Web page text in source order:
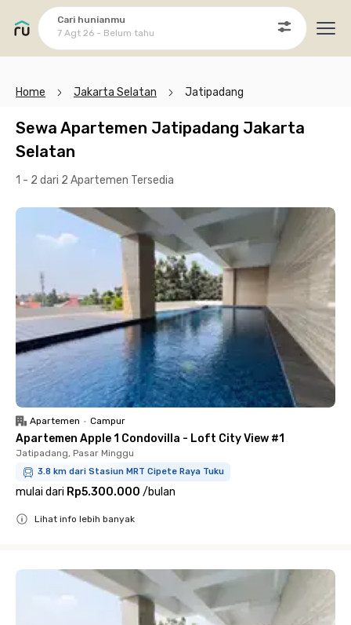
Cari hunianmu
7 Agt 26 - Belum tahu
Home Jakarta Selatan Jatipadang
Sewa Apartemen Jatipadang Jakarta
Selatan
1 - 2 dari 2 Apartemen Tersedia
Apartemen • Campur
Apartemen Apple 1 Condovilla - Loft City View #1
Jatipadang, Pasar Minggu
3.8 km dari Stasiun MRT Cipete Raya Tuku
mulai dari Rp5.300.000 /bulan
Lihat info lebih banyak